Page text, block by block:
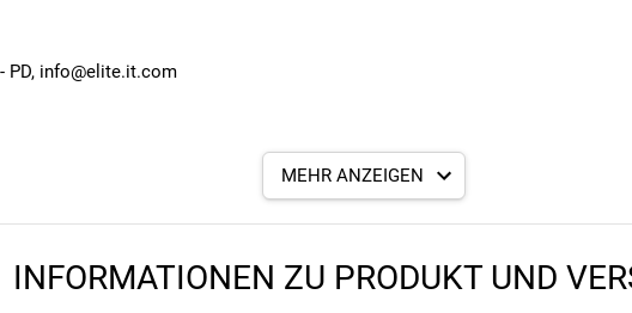
einfache Handhabung
mit guter Griffigkeit
nur 185 mm bei 550 ml, 225 mm bei 750 ml, 266 mm bei 950 ml
Flaschenhalter
PD, info@elite.it.com
den angegebenen- und den verbauten Komponenten bei Fahrrädern
MEHR ANZEIGEN
INFORMATIONEN ZU PRODUKT UND